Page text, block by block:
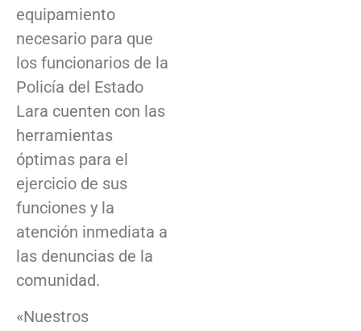
equipamiento
necesario para que
los funcionarios de la
Policía del Estado
Lara cuenten con las
herramientas
óptimas para el
ejercicio de sus
funciones y la
atención inmediata a
las denuncias de la
comunidad.
«Nuestros